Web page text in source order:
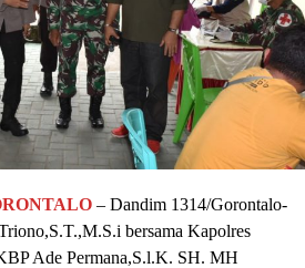
– Dandim 1314/Gorontalo-
bersama Kapolres
Ade Permana,S.l.K. SH. MH